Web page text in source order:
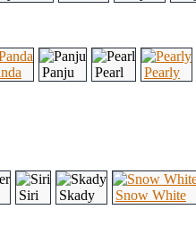
Panju Pearl Pearly
Siri Skady Snow White